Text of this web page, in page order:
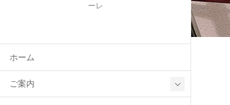
ーレ
ホーム
ご案内